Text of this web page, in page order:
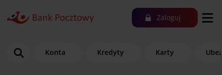
Zaloguj
Konta Kredyty Karty